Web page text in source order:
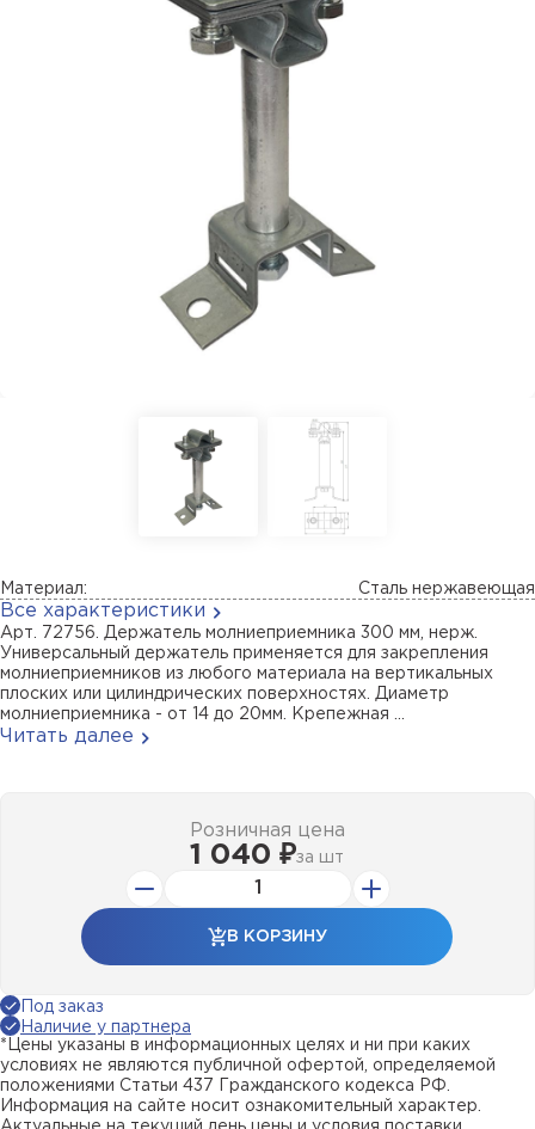
Материал: Сталь нержавеющая
Все характеристики
Арт. 72756. Держатель молниеприемника 300 мм, нерж.
Универсальный держатель применяется для закрепления
молниеприемников из любого материала на вертикальных
плоских или цилиндрических поверхностях. Диаметр
молниеприемника - от 14 до 20мм. Крепежная ...
Читать далее
Розничная цена
1 040 ₽за шт
В КОРЗИНУ
Под заказ
Наличие у партнера
*Цены указаны в информационных целях и ни при каких
условиях не являются публичной офертой, определяемой
положениями Статьи 437 Гражданского кодекса РФ.
Информация на сайте носит ознакомительный характер.